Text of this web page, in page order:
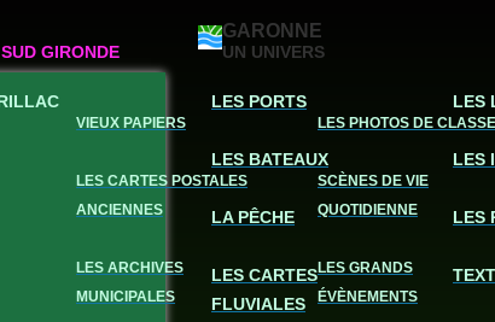
GIRONDE
VIEUX PAPIERS
LES CARTES POSTALES
ANCIENNES
LES ARCHIVES
MUNICIPALES
LES PHOTOS DE CLASSE
SCÈNES DE VIE
QUOTIDIENNE
LES GRANDS
ÉVÈNEMENTS
GARONNE
UN UNIVERS
LES PORTS
LES BATEAUX
LA PÊCHE
LES CARTES
FLUVIALES
LES
LES
LES